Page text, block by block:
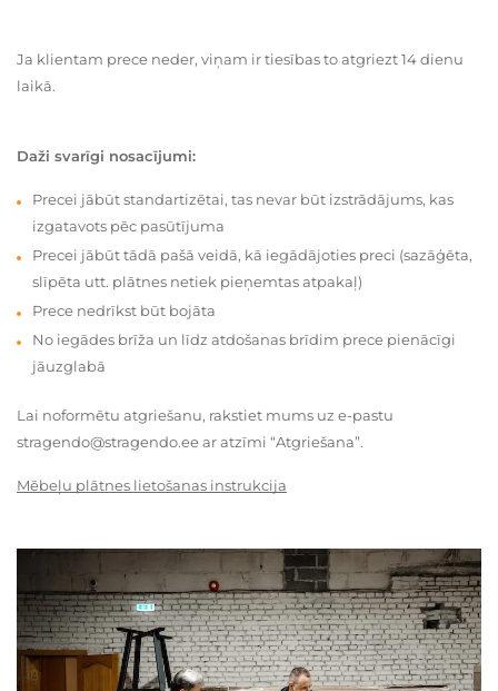
Ja klientam prece neder, viņam ir tiesības to atgriezt 14 dienu
laikā.
Daži svarīgi nosacījumi:
Precei jābūt standartizētai, tas nevar būt izstrādājums, kas
izgatavots pēc pasūtījuma
Precei jābūt tādā pašā veidā, kā iegādājoties preci (sazāģēta,
slīpēta utt. plātnes netiek pieņemtas atpakaļ)
Prece nedrīkst būt bojāta
No iegādes brīža un līdz atdošanas brīdim prece pienācīgi
jāuzglabā
Lai noformētu atgriešanu, rakstiet mums uz e-pastu
stragendo@stragendo.ee ar atzīmi “Atgriešana”.
Mēbeļu plātnes lietošanas instrukcija